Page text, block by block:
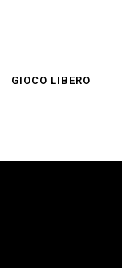
GIOCO LIBERO